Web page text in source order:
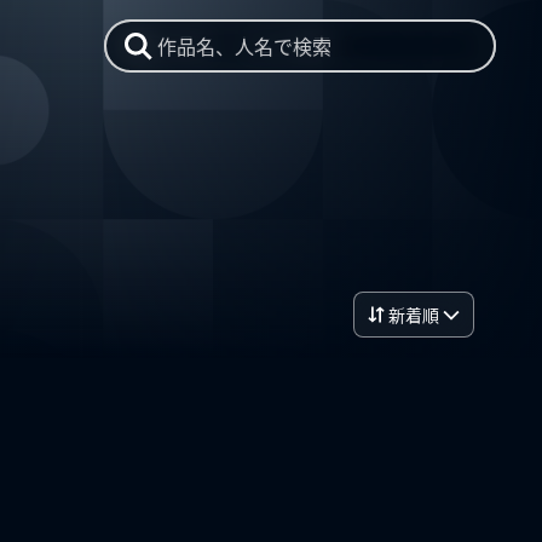
作品名、人名で検索
新着順